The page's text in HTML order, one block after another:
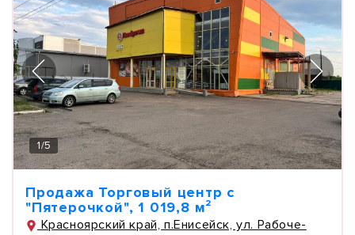
1/5
Продажа Торговый центр с
"Пятерочкой", 1 019,8 м²
Красноярский край, п.Енисейск, ул. Рабоче-